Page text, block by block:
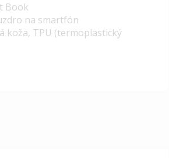
Book
na smartfón
koža, TPU (termoplastický